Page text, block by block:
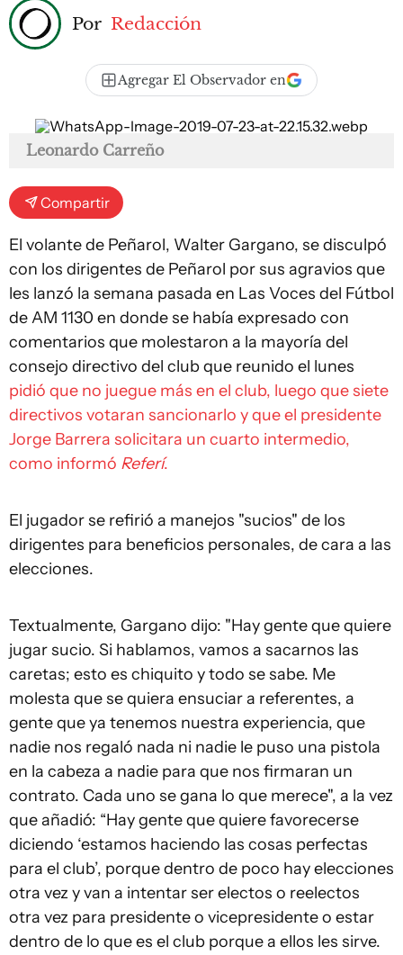
Por Redacción
Agregar El Observador en
Leonardo Carreño
Compartir
El volante de Peñarol, Walter Gargano, se disculpó
con los dirigentes de Peñarol por sus agravios que
les lanzó la semana pasada en Las Voces del Fútbol
de AM 1130 en donde se había expresado con
comentarios que molestaron a la mayoría del
consejo directivo del club que reunido el lunes
pidió que no juegue más en el club, luego que siete
directivos votaran sancionarlo y que el presidente
Jorge Barrera solicitara un cuarto intermedio,
como informó Referí.
El jugador se refirió a manejos "sucios" de los
dirigentes para beneficios personales, de cara a las
elecciones.
Textualmente, Gargano dijo: "Hay gente que quiere
jugar sucio. Si hablamos, vamos a sacarnos las
caretas; esto es chiquito y todo se sabe. Me
molesta que se quiera ensuciar a referentes, a
gente que ya tenemos nuestra experiencia, que
nadie nos regaló nada ni nadie le puso una pistola
en la cabeza a nadie para que nos firmaran un
contrato. Cada uno se gana lo que merece", a la vez
que añadió: “Hay gente que quiere favorecerse
diciendo ‘estamos haciendo las cosas perfectas
para el club’, porque dentro de poco hay elecciones
otra vez y van a intentar ser electos o reelectos
otra vez para presidente o vicepresidente o estar
dentro de lo que es el club porque a ellos les sirve.